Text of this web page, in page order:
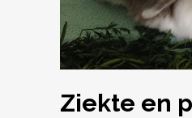
Ziekte en